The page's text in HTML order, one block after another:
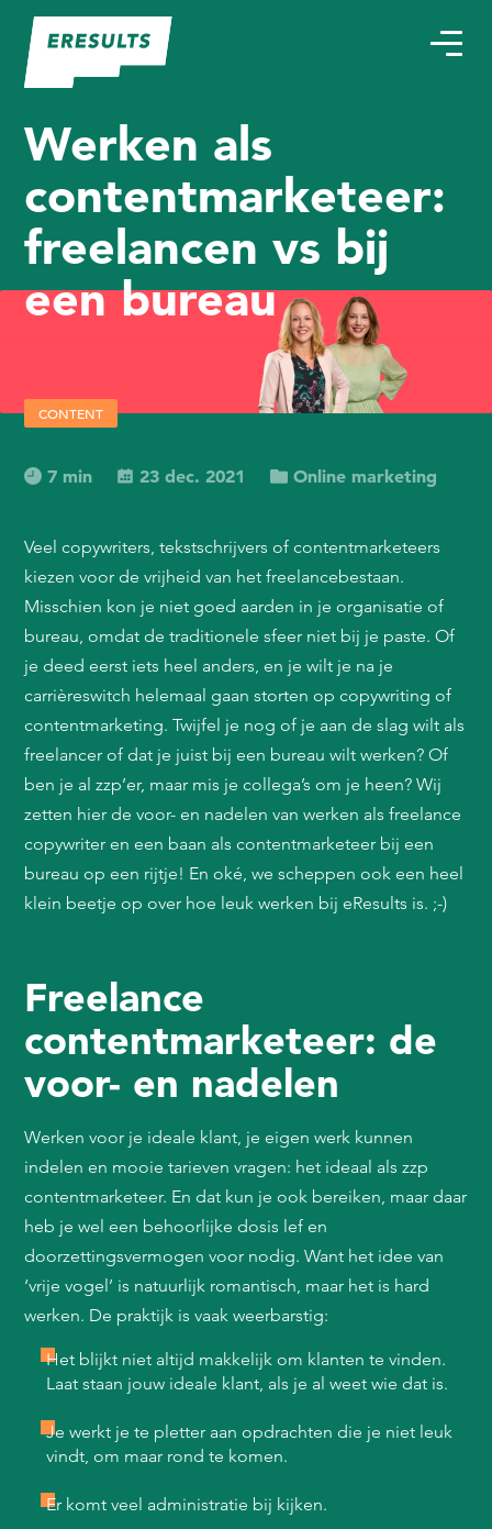
Werken als
contentmarketeer:
freelancen vs bij
een bureau
CONTENT
7 min 23 dec. 2021 Online marketing
Veel copywriters, tekstschrijvers of contentmarketeers
kiezen voor de vrijheid van het freelancebestaan.
Misschien kon je niet goed aarden in je organisatie of
bureau, omdat de traditionele sfeer niet bij je paste. Of
je deed eerst iets heel anders, en je wilt je na je
carrièreswitch helemaal gaan storten op copywriting of
contentmarketing. Twijfel je nog of je aan de slag wilt als
freelancer of dat je juist bij een bureau wilt werken? Of
ben je al zzp’er, maar mis je collega’s om je heen? Wij
zetten hier de voor- en nadelen van werken als freelance
copywriter en een baan als contentmarketeer bij een
bureau op een rijtje! En oké, we scheppen ook een heel
klein beetje op over hoe leuk werken bij eResults is. ;-)
Freelance
contentmarketeer: de
voor- en nadelen
Werken voor je ideale klant, je eigen werk kunnen
indelen en mooie tarieven vragen: het ideaal als zzp
contentmarketeer. En dat kun je ook bereiken, maar daar
heb je wel een behoorlijke dosis lef en
doorzettingsvermogen voor nodig. Want het idee van
‘vrije vogel’ is natuurlijk romantisch, maar het is hard
werken. De praktijk is vaak weerbarstig:
Het blijkt niet altijd makkelijk om klanten te vinden.
Laat staan jouw ideale klant, als je al weet wie dat is.
Je werkt je te pletter aan opdrachten die je niet leuk
vindt, om maar rond te komen.
Er komt veel administratie bij kijken.